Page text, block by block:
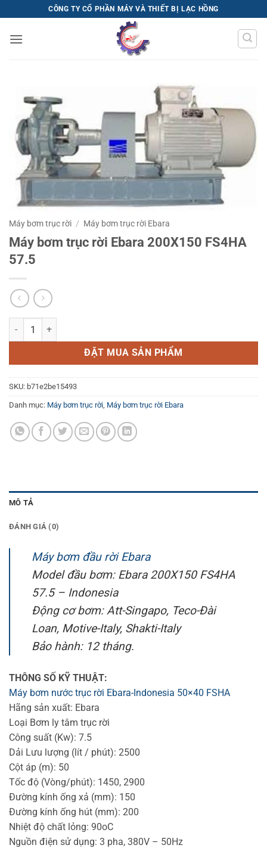
qua
nội
CÔNG TY CỔ PHẦN MÁY VÀ THIẾT BỊ LẠC HỒNG
Máy bơm trục rời / Máy bơm trục rời Ebara
Máy bơm trục rời Ebara 200X150 FS4HA
57.5
Máy bơm trục rời Ebara 200X150 FS4HA 57.5 số lượng
ĐẶT MUA SẢN PHẨM
SKU: b71e2be15493
Danh mục: Máy bơm trục rời Máy bơm trục rời Ebara
MÔ TẢ
ĐÁNH GIÁ (0)
Máy bơm đầu rời Ebara
Model đầu bơm: Ebara 200X150 FS4HA
57.5 – Indonesia
Động cơ bơm: Att-Singapo, Teco-Đài
Loan, Motive-Italy, Shakti-Italy
Bảo hành: 12 tháng.
THÔNG SỐ KỸ THUẬT:
Máy bơm nước trục rời Ebara-Indonesia 50×40 FSHA
Hãng sản xuất: Ebara
Loại Bơm ly tâm trục rời
Công suất (Kw): 7.5
Dải Lưu lượng (lít / phút): 2500
Cột áp (m): 50
Tốc độ (Vòng/phút): 1450, 2900
Đường kính ống xả (mm): 150
Đường kính ống hút (mm): 200
Nhiệt độ chất lỏng: 90oC
Nguồn điện sử dụng: 3 pha, 380V – 50Hz